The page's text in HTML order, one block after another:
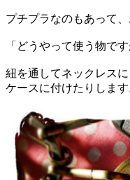
プチプラなのもあって
「どうやって使う物で
紐を通してネックレス
ケースに付けたりします